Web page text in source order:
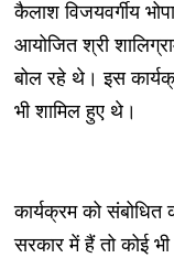
कैलाश विजयवर्गीय
आयोजित श्री
बोल रहे थे। इस
भी शामिल हुए थे।
कार्यक्रम को
सरकार में हैं तो कोई